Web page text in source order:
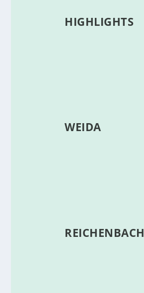
HIGHLIGHTS
WEIDA
REICHENBACH